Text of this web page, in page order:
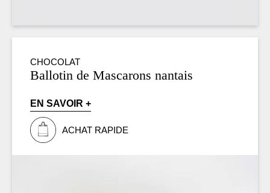
CHOCOLAT
Ballotin de Mascarons nantais
EN SAVOIR +
ACHAT RAPIDE